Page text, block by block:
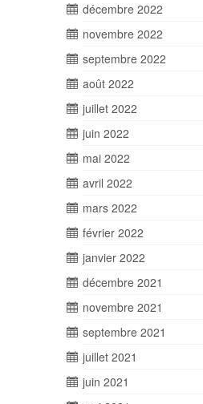
décembre 2022
novembre 2022
septembre 2022
août 2022
juillet 2022
juin 2022
mai 2022
avril 2022
mars 2022
février 2022
janvier 2022
décembre 2021
novembre 2021
septembre 2021
juillet 2021
juin 2021